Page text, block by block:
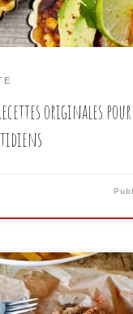
recettes originales